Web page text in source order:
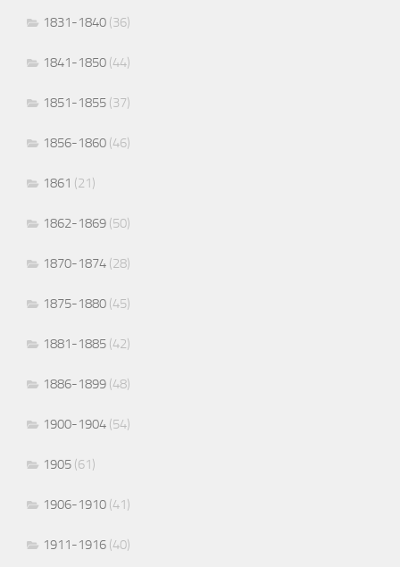
1831-1840 (36)
1841-1850 (44)
1851-1855 (37)
1856-1860 (46)
1861 (21)
1862-1869 (50)
1870-1874 (28)
1875-1880 (45)
1881-1885 (42)
1886-1899 (48)
1900-1904 (54)
1905 (61)
1906-1910 (41)
1911-1916 (40)